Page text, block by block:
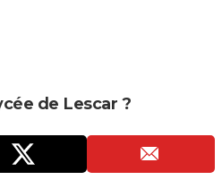
de Lescar ?